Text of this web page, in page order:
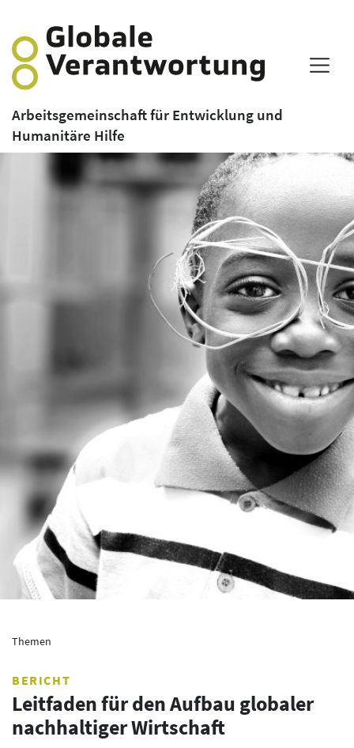
Arbeitsgemeinschaft für Entwicklung und
Humanitäre Hilfe
Themen
BERICHT
Leitfaden für den Aufbau globaler
nachhaltiger Wirtschaft